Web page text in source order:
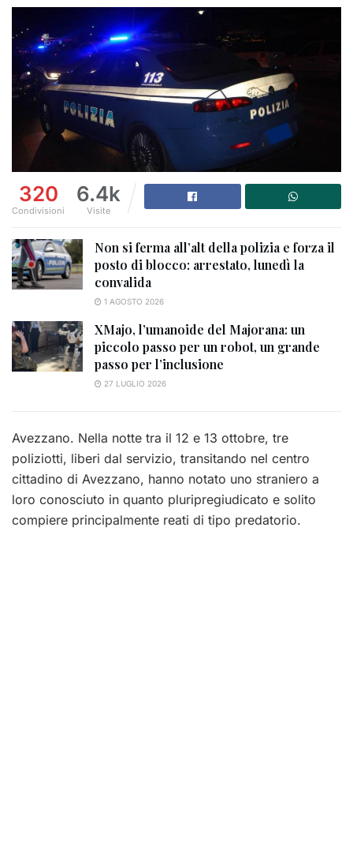
320
Condivisioni
6.4k
Visite
Non si ferma all’alt della polizia e forza il
posto di blocco: arrestato, lunedì la
convalida
1 AGOSTO 2026
XMajo, l’umanoide del Majorana: un
piccolo passo per un robot, un grande
passo per l’inclusione
27 LUGLIO 2026
Avezzano. Nella notte tra il 12 e 13 ottobre, tre
poliziotti, liberi dal servizio, transitando nel centro
cittadino di Avezzano, hanno notato uno straniero a
loro conosciuto in quanto pluripregiudicato e solito
compiere principalmente reati di tipo predatorio.